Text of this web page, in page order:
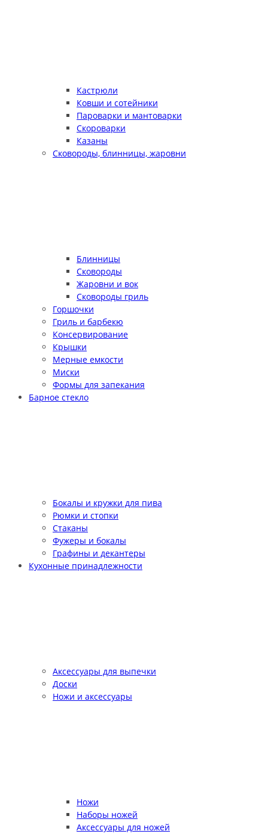
Кастрюли
Ковши и сотейники
Пароварки и мантоварки
Скороварки
Казаны
Сковороды, блинницы, жаровни
Блинницы
Сковороды
Жаровни и вок
Сковороды гриль
Горшочки
Гриль и барбекю
Консервирование
Крышки
Мерные емкости
Миски
Формы для запекания
Барное стекло
Бокалы и кружки для пива
Рюмки и стопки
Стаканы
Фужеры и бокалы
Графины и декантеры
Кухонные принадлежности
Аксессуары для выпечки
Доски
Ножи и аксессуары
Ножи
Наборы ножей
Аксессуары для ножей